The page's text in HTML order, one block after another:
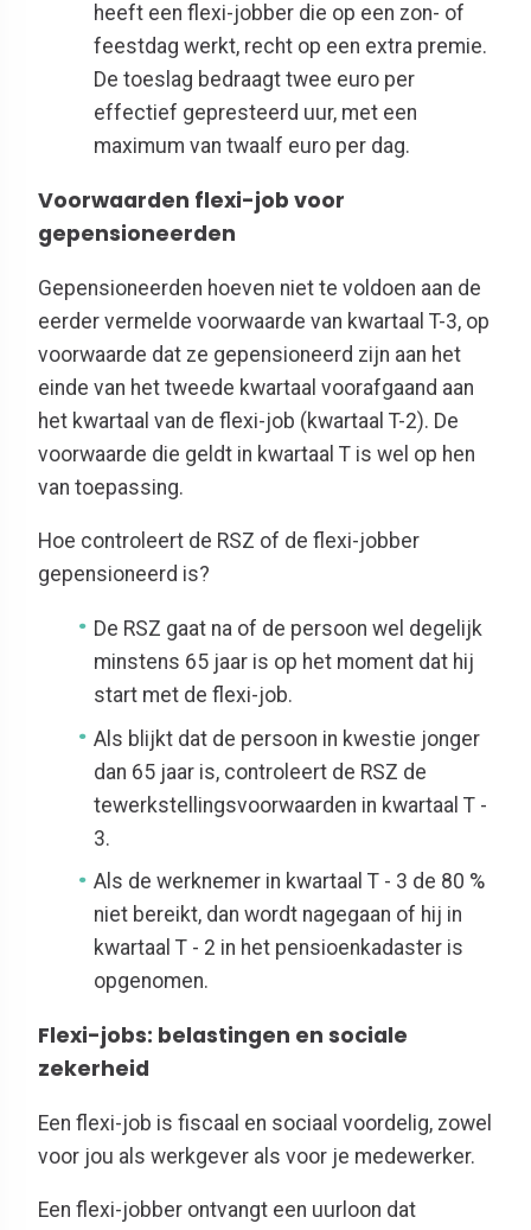
heeft een flexi-jobber die op een zon- of
feestdag werkt, recht op een extra premie.
De toeslag bedraagt twee euro per
effectief gepresteerd uur, met een
maximum van twaalf euro per dag.
Voorwaarden flexi-job voor
gepensioneerden
Gepensioneerden hoeven niet te voldoen aan de
eerder vermelde voorwaarde van kwartaal T-3, op
voorwaarde dat ze gepensioneerd zijn aan het
einde van het tweede kwartaal voorafgaand aan
het kwartaal van de flexi-job (kwartaal T-2). De
voorwaarde die geldt in kwartaal T is wel op hen
van toepassing.
Hoe controleert de RSZ of de flexi-jobber
gepensioneerd is?
De RSZ gaat na of de persoon wel degelijk
minstens 65 jaar is op het moment dat hij
start met de flexi-job.
Als blijkt dat de persoon in kwestie jonger
dan 65 jaar is, controleert de RSZ de
tewerkstellingsvoorwaarden in kwartaal T -
3.
Als de werknemer in kwartaal T - 3 de 80 %
niet bereikt, dan wordt nagegaan of hij in
kwartaal T - 2 in het pensioenkadaster is
opgenomen.
Flexi-jobs: belastingen en sociale
zekerheid
Een flexi-job is fiscaal en sociaal voordelig, zowel
voor jou als werkgever als voor je medewerker.
Een flexi-jobber ontvangt een uurloon dat